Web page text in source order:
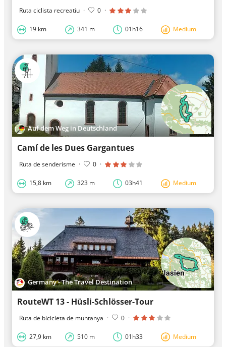
Ruta ciclista recreatiu · 0 ·
19 km 341 m 01h16 Medium
Auf dem Weg in Deutschland
Camí de les Dues Gargantues
Ruta de senderisme · 0 ·
15,8 km 323 m 03h41 Medium
Germany - The Travel Destination
RouteWT 13 - Hüsli-Schlösser-Tour
Ruta de bicicleta de muntanya · 0 ·
27,9 km 510 m 01h33 Medium